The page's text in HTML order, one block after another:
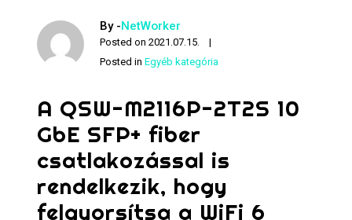
By -NetWorker
Posted on2021.07.15.
Posted inEgyéb kategória
A QSW-M2116P-2T2S 10
GbE SFP+ fiber
csatlakozással is
rendelkezik, hogy
felgyorsítsa a WiFi 6